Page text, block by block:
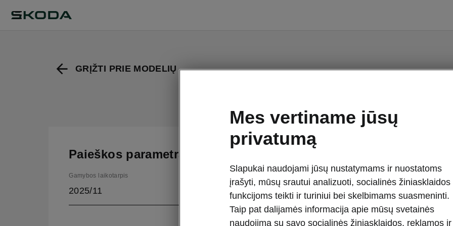
GRĮŽTI PRIE MODELIŲ
Octavia - Vadovai
Paieškos parametrai
Gamybos laikotarpis
2025/11 Kita
Mes vertiname jūsų
privatumą
Slapukai naudojami jūsų nustatymams ir nuostatoms
įrašyti, mūsų srautui analizuoti, socialinės žiniasklaidos
funkcijoms teikti ir turiniui bei skelbimams suasmeninti.
Taip pat dalijamės informacija apie mūsų svetainės
naudojimą su savo socialinės žiniasklaidos, reklamos ir